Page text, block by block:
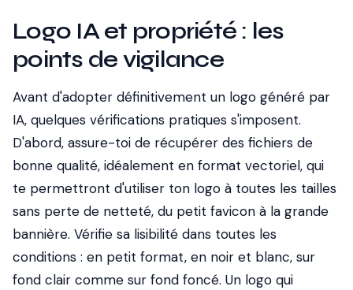
Logo IA et propriété : les
points de vigilance
Avant d'adopter définitivement un logo généré par
IA, quelques vérifications pratiques s'imposent.
D'abord, assure-toi de récupérer des fichiers de
bonne qualité, idéalement en format vectoriel, qui
te permettront d'utiliser ton logo à toutes les tailles
sans perte de netteté, du petit favicon à la grande
bannière. Vérifie sa lisibilité dans toutes les
conditions : en petit format, en noir et blanc, sur
fond clair comme sur fond foncé. Un logo qui